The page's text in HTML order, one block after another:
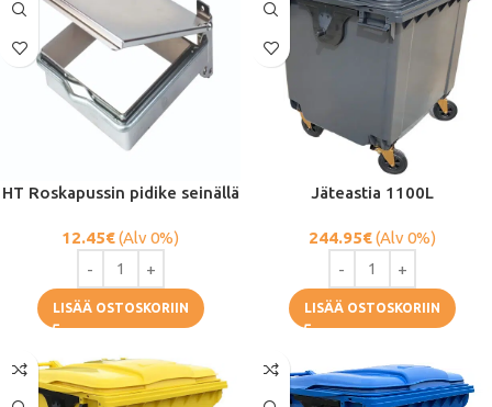
HT Roskapussin pidike seinällä
12.45€(Alv 0%)
LISÄÄ OSTOSKORIIN
Jäteastia 1100L
244.95€(Alv 0%)
LISÄÄ OSTOSKORIIN